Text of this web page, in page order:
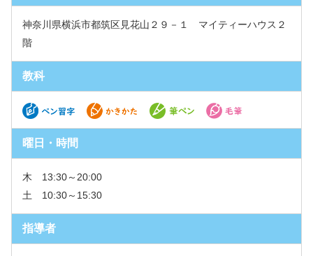
神奈川県横浜市都筑区見花山２９－１ マイティーハウス２
階
教科
曜日・時間
木 13:30～20:00
土 10:30～15:30
指導者